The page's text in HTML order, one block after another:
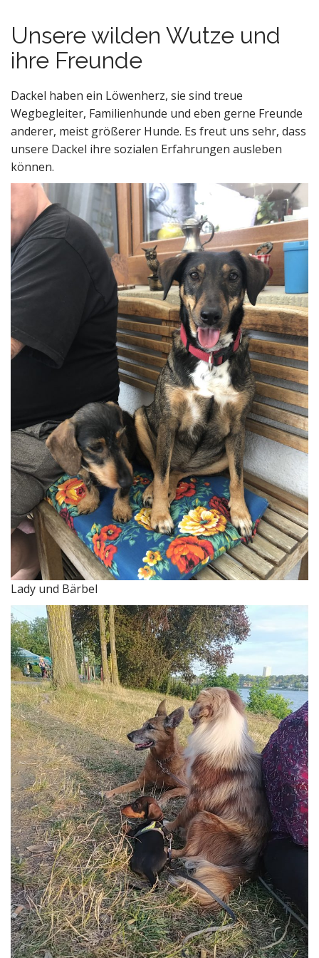
tUnsere wilden Wutze und
ihre Freunde
Dackel haben ein Löwenherz, sie sind treue
Wegbegleiter, Familienhunde und eben gerne Freunde
anderer, meist größerer Hunde. Es freut uns sehr, dass
unsere Dackel ihre sozialen Erfahrungen ausleben
können.
Lady und Bärbel